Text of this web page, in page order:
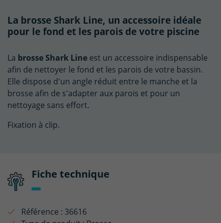
La brosse Shark Line, un accessoire idéale
pour le fond et les parois de votre piscine
La brosse Shark Line est un accessoire indispensable
afin de nettoyer le fond et les parois de votre bassin.
Elle dispose d'un angle réduit entre le manche et la
brosse afin de s'adapter aux parois et pour un
nettoyage sans effort.
Fixation à clip.
Fiche technique
Référence : 36616